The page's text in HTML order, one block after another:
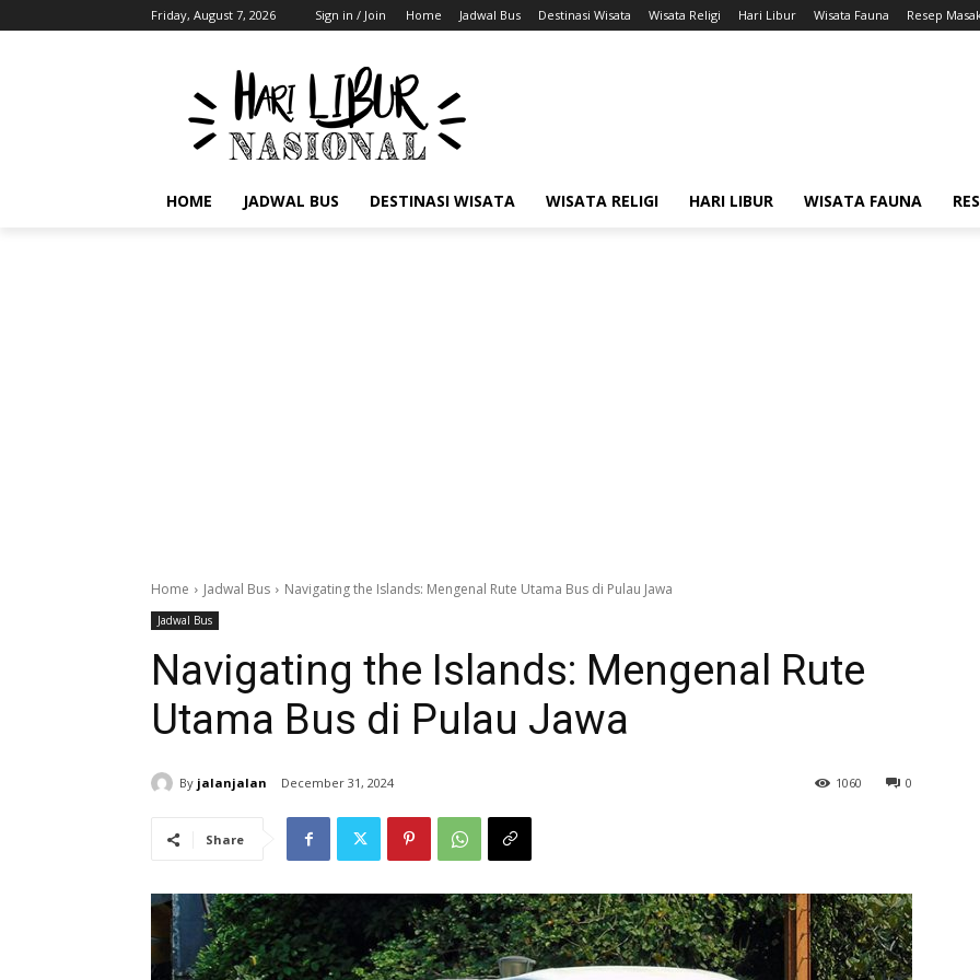
Friday, August 7, 2026 Sign in / Join Home Jadwal Bus Destinasi Wisata Wisata Religi Hari Libur Wisata Fauna Resep
HOME JADWAL BUS DESTINASI WISATA WISATA RELIGI HARI LIBUR WISATA FAUNA
Home Jadwal Bus Navigating the Islands: Mengenal Rute Utama Bus di Pulau Jawa
Jadwal Bus
Navigating the Islands: Mengenal Rute
Utama Bus di Pulau Jawa
By jalanjalan December 31, 2024 0
1060
Share